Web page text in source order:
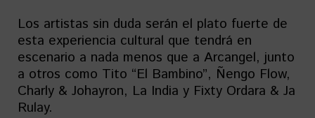
Los artistas sin duda serán el plato fuerte de
esta experiencia cultural que tendrá en
escenario a nada menos que a Arcangel, junto
a otros como Tito “El Bambino”, Ñengo Flow,
Charly & Johayron, La India y Fixty Ordara & Ja
Rulay.